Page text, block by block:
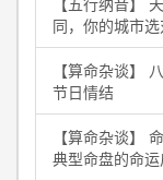
同，你的城市选
【算命杂谈】
节日情结
【算命杂谈】
典型命盘的命